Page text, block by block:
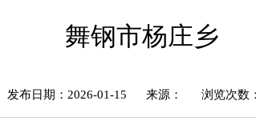
舞钢市杨庄乡
发布日期：2026-01-15 来源： 浏览次数：